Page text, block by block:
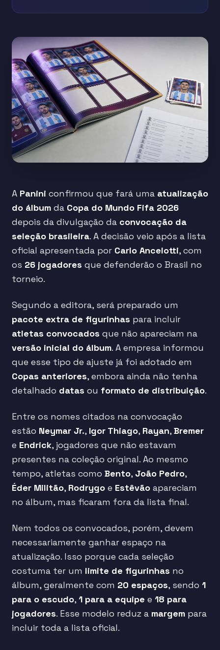
A Panini confirmou que fará uma atualização
do álbum da Copa do Mundo Fifa 2026
depois da divulgação da convocação da
seleção brasileira. A decisão veio após a lista
oficial apresentada por Carlo Ancelotti, com
os 26 jogadores que defenderão o Brasil no
torneio.
Segundo a editora, será preparado um
pacote extra de figurinhas para incluir
atletas convocados que não apareciam na
versão inicial do álbum. A empresa informou
que esse tipo de ajuste já foi adotado em
Copas anteriores, embora ainda não tenha
detalhado datas ou formato de distribuição.
Entre os nomes citados na convocação
estão Neymar Jr., Igor Thiago, Rayan,Bremer
e Endrick, jogadores que não estavam
presentes na coleção original. Ao mesmo
tempo, atletas como Bento, João Pedro,
Éder Militão, Rodrygo e Estêvão apareciam
no álbum, mas ficaram fora da lista final.
Nem todos os convocados, porém, devem
necessariamente ganhar espaço na
atualização. Isso porque cada seleção
costuma ter um limite de figurinhas no
álbum, geralmente com 20 espaços, sendo 1
para o escudo,1 para a equipe e 18 para
jogadores. Esse modelo reduz a margem para
incluir toda a lista oficial.